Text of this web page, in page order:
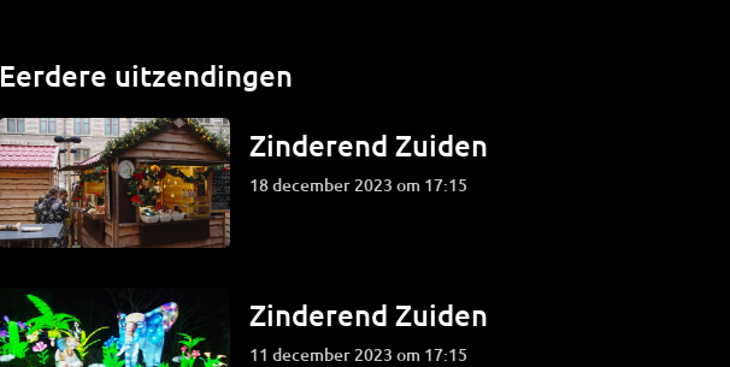
Eerdere uitzendingen
Zinderend Zuiden
18 december 2023 om 17:15
Zinderend Zuiden
11 december 2023 om 17:15